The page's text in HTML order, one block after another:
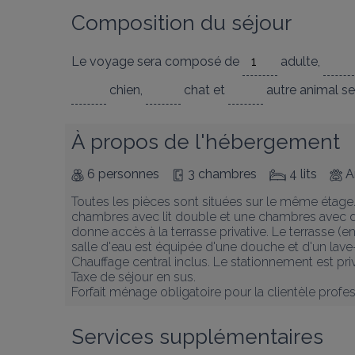
Composition du séjour
Le voyage sera composé de adulte,
chien, chat et autre animal
À propos de l'hébergement
6 personnes 3 chambres 4 lits
Toutes les pièces sont situées sur le même
chambres avec lit double et une chambres avec
donne accès à la terrasse privative. Le terrasse
salle d'eau est équipée d'une douche et d'un
Chauffage central inclus. Le stationnement est
Taxe de séjour en sus.
Forfait ménage obligatoire pour la clientèle
Services supplémentaires